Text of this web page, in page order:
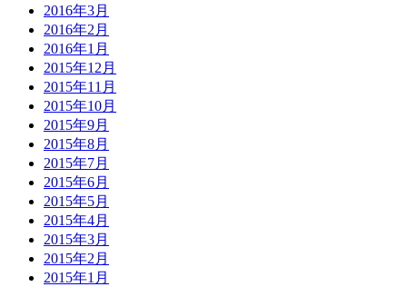
2016年3月
2016年2月
2016年1月
2015年12月
2015年11月
2015年10月
2015年9月
2015年8月
2015年7月
2015年6月
2015年5月
2015年4月
2015年3月
2015年2月
2015年1月